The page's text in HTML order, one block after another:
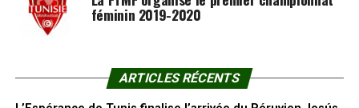
féminin 2019-2020
ARTICLES RÉCENTS